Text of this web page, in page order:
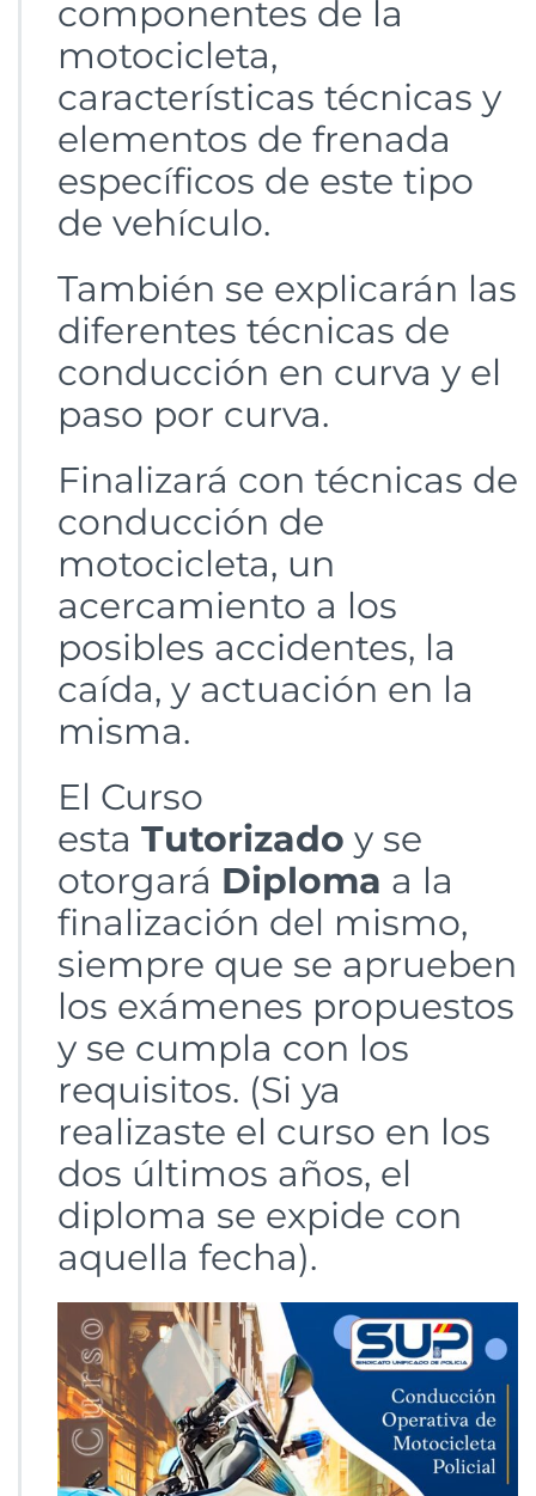
componentes de la
motocicleta,
características técnicas y
elementos de frenada
específicos de este tipo
de vehículo.
También se explicarán las
diferentes técnicas de
conducción en curva y el
paso por curva.
Finalizará con técnicas de
conducción de
motocicleta, un
acercamiento a los
posibles accidentes, la
caída, y actuación en la
misma.
El Curso
esta Tutorizado y se
otorgará Diploma a la
finalización del mismo,
siempre que se aprueben
los exámenes propuestos
y se cumpla con los
requisitos. (Si ya
realizaste el curso en los
dos últimos años, el
diploma se expide con
aquella fecha).